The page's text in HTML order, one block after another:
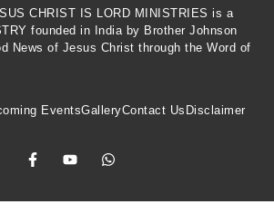
CHRIST IS LORD MINISTRIES is a
founded in India by Brother Johnson
News of Jesus Christ through the Word of
EventsGalleryContact Us Disclaimer